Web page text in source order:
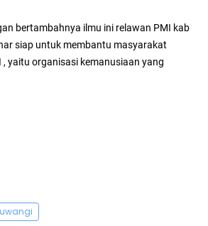
bertambahnya ilmu ini relawan PMI kab
siap untuk membantu masyarakat
, yaitu organisasi kemanusiaan yang